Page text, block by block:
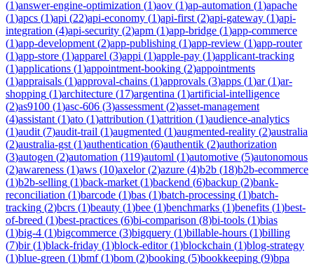
(1)answer-engine-optimization (1)aov (1)ap-automation (1)apache
(1)apcs (1)api (22)api-economy (1)api-first (2)api-gateway (1)api-
integration (4)api-security (2)apm (1)app-bridge (1)app-commerce
(1)app-development (2)app-publishing (1)app-review (1)app-router
(1)app-store (1)apparel (3)appi (1)apple-pay (1)applicant-tracking
(1)applications (1)appointment-booking (2)appointments
(1)appraisals (1)approval-chains (1)approvals (3)apps (1)ar(1)ar-
shopping (1)architecture (17)argentina (1)artificial-intelligence
(2)as9100 (1)asc-606 (3)assessment (2)asset-management
(4)assistant (1)ato (1)attribution (1)attrition (1)audience-analytics
(1)audit (7)audit-trail (1)augmented (1)augmented-reality (2)australia
(2)australia-gst (1)authentication (6)authentik (2)authorization
(3)autogen (2)automation (119)automl (1)automotive (5)autonomous
(2)awareness (1)aws (10)axelor(2)azure (4)b2b (18)b2b-ecommerce
(1)b2b-selling (1)back-market (1)backend (6)backup (2)bank-
reconciliation (1)barcode (1)bas (1)batch-processing (1)batch-
tracking (2)bcrs (1)beauty (1)bee (1)benchmarks (1)benefits (1)best-
of-breed (1)best-practices (6)bi-comparison (8)bi-tools (1)bias
(1)big-4 (1)bigcommerce (3)bigquery (1)billable-hours (1)billing
(7)bir(1)black-friday (1)block-editor(1)blockchain (1)blog-strategy
(1)blue-green (1)bmf(1)bom (2)booking (5)bookkeeping (9)bpa